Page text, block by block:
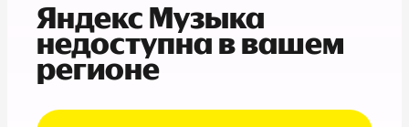
Яндекс Музыка
недоступна в вашем
регионе